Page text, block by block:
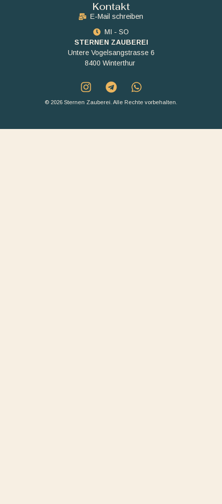
Kontakt
E-Mail schreiben
MI - SO
STERNEN ZAUBEREI
Untere Vogelsangstrasse 6
8400 Winterthur
© 2026 Sternen Zauberei. Alle Rechte vorbehalten.